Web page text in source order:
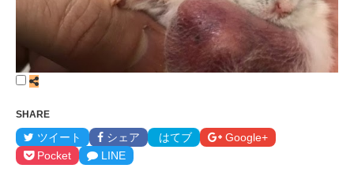
SHARE
ツイート シェア はてブ
Google+
Pocket
LINE